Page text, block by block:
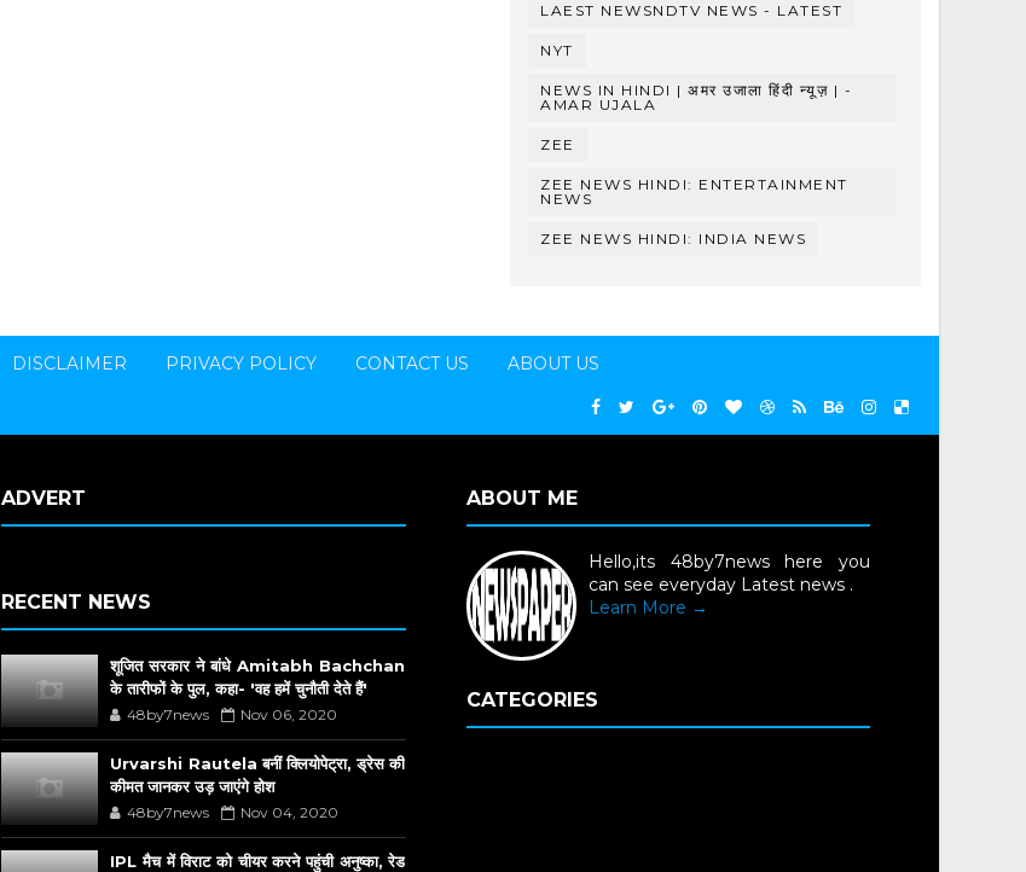
LAEST NEWSNDTV NEWS - LATEST
NYT
NEWS IN HINDI | अमर उजाला हिंदी न्यूज़ | -
AMAR UJALA
ZEE
ZEE NEWS HINDI: ENTERTAINMENT
NEWS
ZEE NEWS HINDI: INDIA NEWS
DISCLAIMER PRIVACY POLICY CONTACT US ABOUT US
ADVERT
RECENT NEWS
शूजित सरकार ने बांधे Amitabh Bachchan
के तारीफों के पुल, कहा- 'वह हमें चुनौती देते हैं'
48by7news Nov 06, 2020
Urvarshi Rautela बनीं क्लियोपेट्रा, ड्रेस की
कीमत जानकर उड़ जाएंगे होश
48by7news Nov 04, 2020
IPL मैच में विराट को चीयर करने पहुंची अनुष्का, रेड
ABOUT ME
Hello,its 48by7news here you
can see everyday Latest news .
Learn More →
CATEGORIES